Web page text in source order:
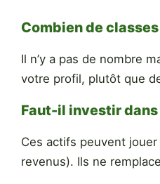
Combien de
Il n’y a pas de nombre
votre profil, plutôt que
Faut-il investir dans
Ces actifs peuvent
revenus). Ils ne